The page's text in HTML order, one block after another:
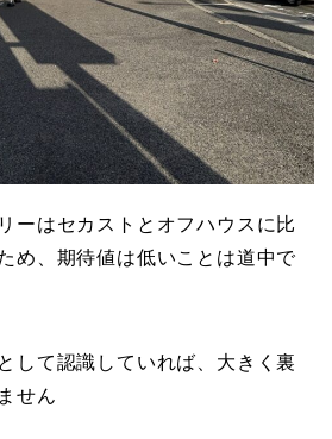
ーはセカストとオフハウスに比
め、期待値は低いことは道中で
して認識していれば、大きく裏
せん